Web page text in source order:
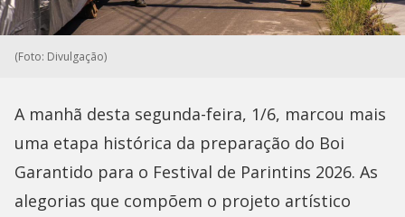
(Foto: Divulgação)
A manhã desta segunda-feira, 1/6, marcou mais
uma etapa histórica da preparação do Boi
Garantido para o Festival de Parintins 2026. As
alegorias que compõem o projeto artístico